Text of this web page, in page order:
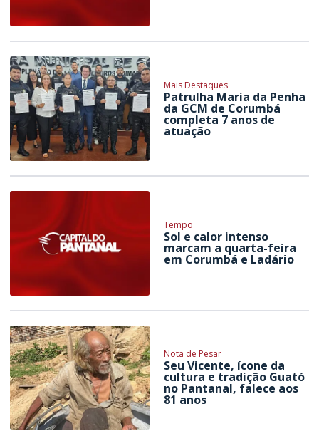
Mais Destaques
Patrulha Maria da Penha
da GCM de Corumbá
completa 7 anos de
atuação
Tempo
Sol e calor intenso
marcam a quarta-feira
em Corumbá e Ladário
Nota de Pesar
Seu Vicente, ícone da
cultura e tradição Guató
no Pantanal, falece aos
81 anos